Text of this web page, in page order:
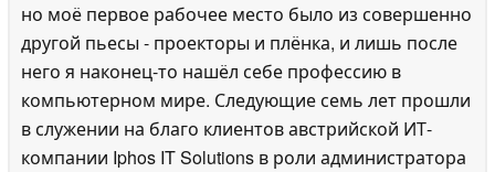
но моё первое рабочее место было из совершенно
другой пьесы - проекторы и плёнка, и лишь после
него я наконец-то нашёл себе профессию в
компьютерном мире. Следующие семь лет прошли
в служении на благо клиентов австрийской ИТ-
компании Iphos IT Solutions в роли администратора